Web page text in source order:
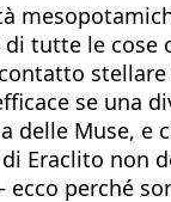
tutte le
se una
Muse, e
Eraclito non
ecco perché